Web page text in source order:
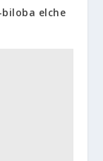
elche